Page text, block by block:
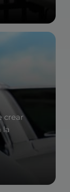
crear
la